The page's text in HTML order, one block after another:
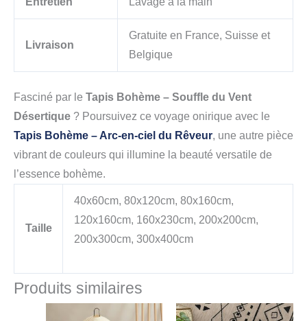
Livraison
Gratuite en France, Suisse et
Belgique
Fasciné par le Tapis Bohème – Souffle du Vent
Désertique ? Poursuivez ce voyage onirique avec le
Tapis Bohème – Arc-en-ciel du Rêveur, une autre pièce
vibrant de couleurs qui illumine la beauté versatile de
l’essence bohème.
Taille
40x60cm, 80x120cm, 80x160cm,
120x160cm, 160x230cm, 200x200cm,
200x300cm, 300x400cm
Produits similaires